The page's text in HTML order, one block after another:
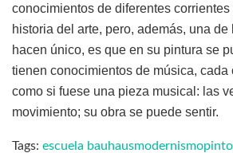
conocimientos de diferentes
historia del arte, pero, además, una
hacen único, es que en su pintura se
tienen conocimientos de música, cada
como si fuese una pieza musical: las
movimiento; su obra se puede sentir.
Tags: escuela bauhausmodernismo